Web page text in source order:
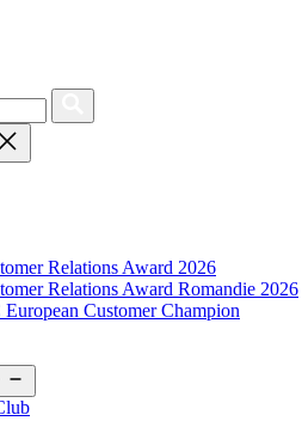
Relations Award 2026
Relations Award Romandie 2026
Customer Champion
menu